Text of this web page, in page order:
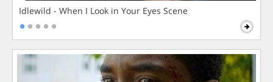
Idlewild - When I Look in Your Eyes Scene